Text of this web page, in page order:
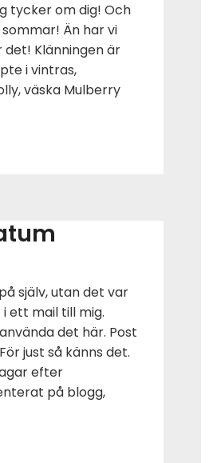
tycker om dig! Och
Än har vi
Klänningen är
i vintras,
väska Mulberry
själv, utan det var
ett mail till mig.
det här. Post
just så känns det.
efter
på blogg,